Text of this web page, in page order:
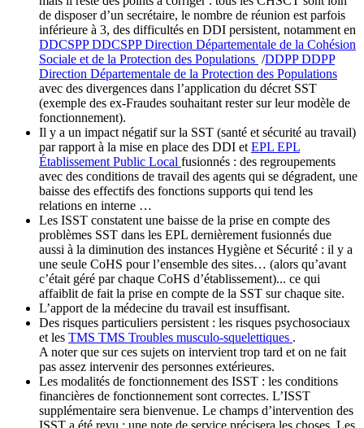
de disposer d’un secrétaire, le nombre de réunion est parfois
inférieure à 3, des difficultés en DDI persistent, notamment en
DDCSPP DDCSPP Direction Départementale de la Cohésion
Sociale et de la Protection des Populations /DDPP DDPP
Direction Départementale de la Protection des Populations
avec des divergences dans l’application du décret SST
(exemple des ex-Fraudes souhaitant rester sur leur modèle de
fonctionnement).
Il y a un impact négatif sur la SST (santé et sécurité au travail)
par rapport à la mise en place des DDI et EPL EPL
Établissement Public Local fusionnés : des regroupements
avec des conditions de travail des agents qui se dégradent, une
baisse des effectifs des fonctions supports qui tend les
relations en interne …
Les ISST constatent une baisse de la prise en compte des
problèmes SST dans les EPL dernièrement fusionnés due
aussi à la diminution des instances Hygiène et Sécurité : il y a
une seule CoHS pour l’ensemble des sites… (alors qu’avant
c’était géré par chaque CoHS d’établissement)... ce qui
affaiblit de fait la prise en compte de la SST sur chaque site.
L’apport de la médecine du travail est insuffisant.
Des risques particuliers persistent : les risques psychosociaux
et les TMS TMS Troubles musculo-squelettiques .
A noter que sur ces sujets on intervient trop tard et on ne fait
pas assez intervenir des personnes extérieures.
Les modalités de fonctionnement des ISST : les conditions
financières de fonctionnement sont correctes. L’ISST
supplémentaire sera bienvenue. Le champs d’intervention des
ISST a été revu : une note de service précisera les choses. Les